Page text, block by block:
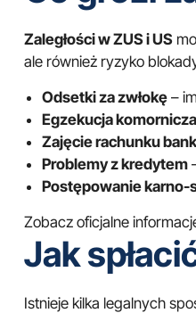
Zaległości w ZUS i US
ale również ryzyko
Odsetki za zwłokę –
Egzekucja komornicza
Zajęcie rachunku
Problemy z kredytem
Postępowanie karno-
Zobacz oficjalne
Jak
Istnieje kilka legalnych